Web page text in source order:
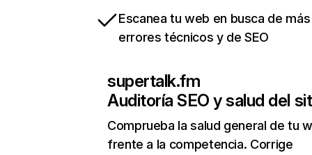
Escanea tu web en busca de
errores técnicos y de SEO
supertalk.fm
Auditoría SEO y salud del
Comprueba la salud general de tu
frente a la competencia. Corrige